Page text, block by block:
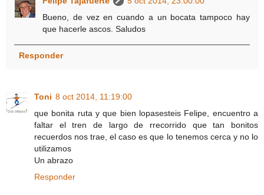
Bueno, de vez en cuando a un bocata tampoco hay
que hacerle ascos. Saludos
Responder
Toni 8 oct 2014, 11:19:00
que bonita ruta y que bien lopasesteis Felipe, encuentro a
faltar el tren de largo de rrecorrido que tan bonitos
recuerdos nos trae, el caso es que lo tenemos cerca y no lo
utilizamos
Un abrazo
Responder